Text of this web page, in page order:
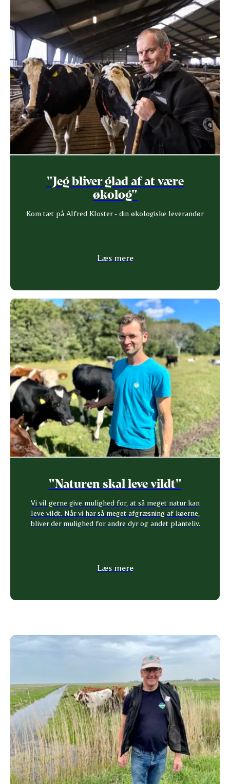
"Jeg bliver glad af at være
økolog"
Kom tæt på Alfred Kloster - din økologiske leverandør
Læs mere
"Naturen skal leve vildt"
Vi vil gerne give mulighed for, at så meget natur kan
leve vildt. Når vi har så meget afgræsning af køerne,
bliver der mulighed for andre dyr og andet planteliv.
Læs mere